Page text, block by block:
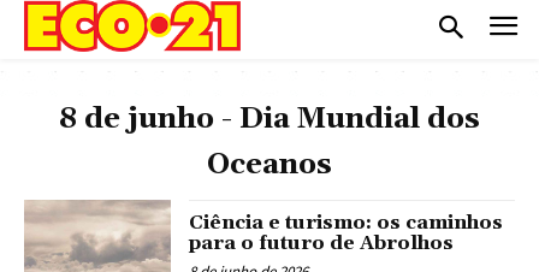
8 de junho - Dia Mundial dos
Oceanos
Ciência e turismo: os caminhos
para o futuro de Abrolhos